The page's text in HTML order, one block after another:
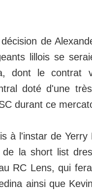
de
lillois se
dont le contrat
doté d'une
durant ce
à l'instar de
la short list
RC Lens, qui
ainsi que